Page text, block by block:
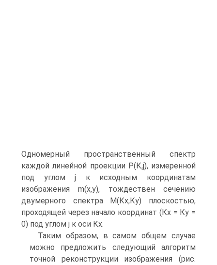
Одномерный пространственный спектр
каждой линейной проекции Р(К,j), измеренной
под углом j к исходным координатам
изображения m(х,у), тождествен сечению
двумерного спектра М(Кх,Ку) плоскостью,
проходящей через начало координат (Кх = Ку =
0) под углом j к оси Кх.
Таким образом, в самом общем случае
можно предложить следующий алгоритм
точной реконструкции изображения (рис.